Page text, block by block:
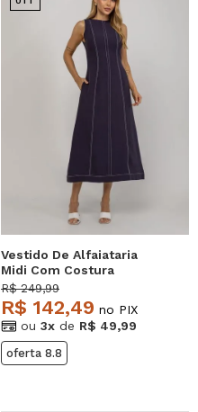
Vestido De Alfaiataria
Midi Com Costura
Contrastantes Azul
Salvatore
R$ 249,99
R$ 142,49 no PIX
ou 3x de R$ 49,99
oferta 8.8